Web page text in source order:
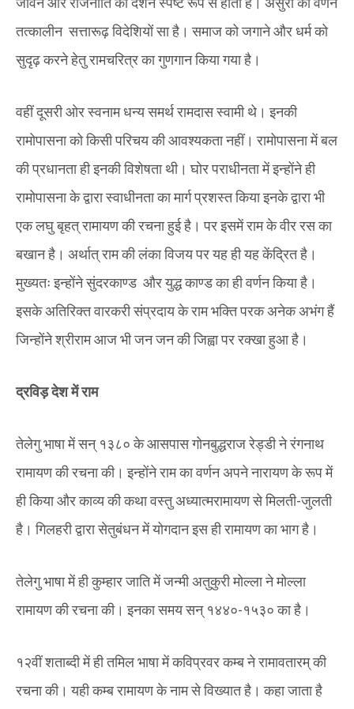
तत्कालीन सत्तारूढ़ विदेशियों सा है। समाज को जगाने और धर्म को
सुदृढ़ करने हेतु रामचरित्र का गुणगान किया गया है।
वहीं दूसरी ओर स्वनाम धन्य समर्थ रामदास स्वामी थे। इनकी
रामोपासना को किसी परिचय की आवश्यकता नहीं। रामोपासना में बल
की प्रधानता ही इनकी विशेषता थी। घोर पराधीनता में इन्होंने ही
रामोपासना के द्वारा स्वाधीनता का मार्ग प्रशस्त किया इनके द्वारा भी
एक लघु बृहत् रामायण की रचना हुई है। पर इसमें राम के वीर रस का
बखान है। अर्थात् राम की लंका विजय पर यह ही यह केंद्रित है।
मुख्यतः इन्होंने सुंदरकाण्ड और युद्ध काण्ड का ही वर्णन किया है।
इसके अतिरिक्त वारकरी संप्रदाय के राम भक्ति परक अनेक अभंग हैं
जिन्होंने श्रीराम आज भी जन जन की जिह्वा पर रक्खा हुआ है।
द्रविड़ देश में राम
तेलेगु भाषा में सन् १३८० के आसपास गोनबुद्धराज रेड्डी ने रंगनाथ
रामायण की रचना की। इन्होंने राम का वर्णन अपने नारायण के रूप में
ही किया और काव्य की कथा वस्तु अध्यात्मरामायण से मिलती-जुलती
है। गिलहरी द्वारा सेतुबंधन में योगदान इस ही रामायण का भाग है।
तेलेगु भाषा में ही कुम्हार जाति में जन्मी अतुकुरी मोल्ला ने मोल्ला
रामायण की रचना की। इनका समय सन् १४४०-१५३० का है।
१२वीं शताब्दी में ही तमिल भाषा में कविप्रवर कम्ब ने रामावतारम् की
रचना की। यही कम्ब रामायण के नाम से विख्यात है। कहा जाता है